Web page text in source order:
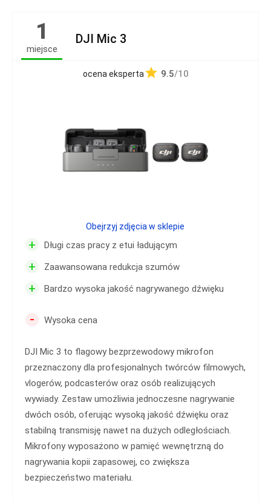
1
miejsce
DJI Mic 3
ocena eksperta 9.5/10
+ Długi czas pracy z etui ładującym
+ Zaawansowana redukcja szumów
+ Bardzo wysoka jakość nagrywanego dźwięku
- Wysoka cena
DJI Mic 3 to flagowy bezprzewodowy mikrofon
przeznaczony dla profesjonalnych twórców filmowych,
vlogerów, podcasterów oraz osób realizujących
wywiady. Zestaw umożliwia jednoczesne nagrywanie
dwóch osób, oferując wysoką jakość dźwięku oraz
stabilną transmisję nawet na dużych odległościach.
Mikrofony wyposażono w pamięć wewnętrzną do
nagrywania kopii zapasowej, co zwiększa
bezpieczeństwo materiału.
Obejrzyj zdjęcia w sklepie